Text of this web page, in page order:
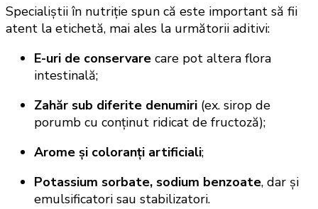
Specialiștii în nutriție spun că este important să fii
atent la etichetă, mai ales la următorii aditivi:
E-uri de conservare care pot altera flora
intestinală;
Zahăr sub diferite denumiri (ex. sirop de
porumb cu conținut ridicat de fructoză);
Arome și coloranți artificiali;
Potassium sorbate, sodium benzoate, dar și
emulsificatori sau stabilizatori.